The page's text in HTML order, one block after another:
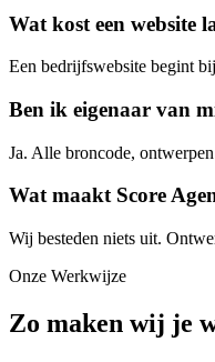
Wat kost een website
Een bedrijfswebsite begint
Ben ik eigenaar van
Ja. Alle broncode,
Wat maakt Score
Wij besteden niets uit.
Onze Werkwijze
Zo maken wij je